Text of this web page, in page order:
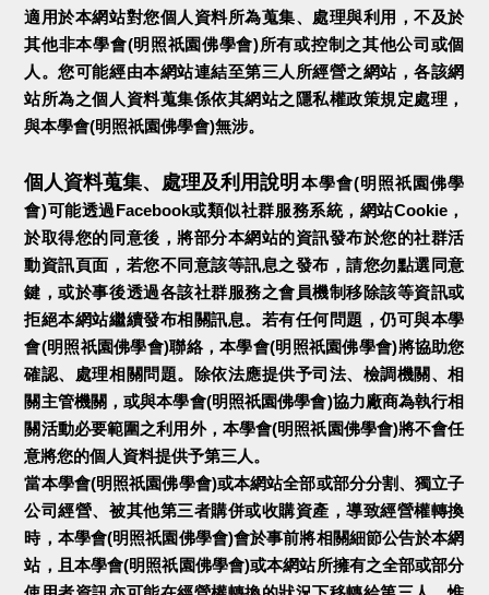
適用於本網站對您個人資料所為蒐集、處理與利用，不及於
其他非本學會(明照祇園佛學會)所有或控制之其他公司或個
人。您可能經由本網站連結至第三人所經營之網站，各該網
站所為之個人資料蒐集係依其網站之隱私權政策規定處理，
與本學會(明照祇園佛學會)無涉。
個人資料蒐集、處理及利用說明 本學會(明照祇園佛學
會)可能透過Facebook或類似社群服務系統，網站Cookie，
於取得您的同意後，將部分本網站的資訊發布於您的社群活
動資訊頁面，若您不同意該等訊息之發布，請您勿點選同意
鍵，或於事後透過各該社群服務之會員機制移除該等資訊或
拒絕本網站繼續發布相關訊息。若有任何問題，仍可與本學
會(明照祇園佛學會)聯絡，本學會(明照祇園佛學會)將協助您
確認、處理相關問題。除依法應提供予司法、檢調機關、相
關主管機關，或與本學會(明照祇園佛學會)協力廠商為執行相
關活動必要範圍之利用外，本學會(明照祇園佛學會)將不會任
意將您的個人資料提供予第三人。
當本學會(明照祇園佛學會)或本網站全部或部分分割、獨立子
公司經營、被其他第三者購併或收購資產，導致經營權轉換
時，本學會(明照祇園佛學會)會於事前將相關細節公告於本網
站，且本學會(明照祇園佛學會)或本網站所擁有之全部或部分